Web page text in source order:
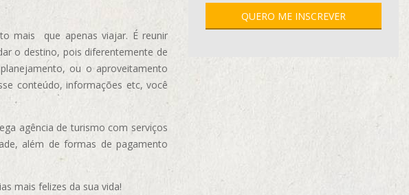
mais que apenas viajar. É reunir
o destino, pois diferentemente de
ou o aproveitamento
conteúdo, informações etc, você
agência de turismo com serviços
além de formas de pagamento
mais felizes da sua vida!